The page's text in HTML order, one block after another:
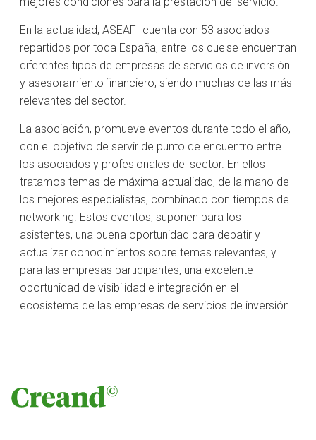
En la actualidad, ASEAFI cuenta con 53 asociados
repartidos por toda España, entre los que se encuentran
diferentes tipos de empresas de servicios de inversión
y asesoramiento financiero, siendo muchas de las más
relevantes del sector.
La asociación, promueve eventos durante todo el año,
con el objetivo de servir de punto de encuentro entre
los asociados y profesionales del sector. En ellos
tratamos temas de máxima actualidad, de la mano de
los mejores especialistas, combinado con tiempos de
networking. Estos eventos, suponen para los
asistentes, una buena oportunidad para debatir y
actualizar conocimientos sobre temas relevantes, y
para las empresas participantes, una excelente
oportunidad de visibilidad e integración en el
ecosistema de las empresas de servicios de inversión.